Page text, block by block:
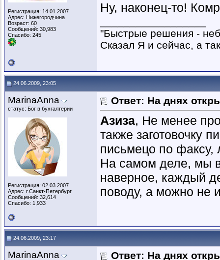
Регистрация: 14.01.2007
Адрес: Нижегородчина
Возраст: 60
Сообщений: 30,983
Спасибо: 245
Ну, наконец-то!
"Быстрые решения -
Сказал Я и сейчас, а
24.06.2009, 23:05
MarinaAnna
статус: Бог в бухгалтерии
Регистрация: 02.03.2007
Адрес: г.Санкт-Петербург
Сообщений: 32,614
Спасибо: 1,933
Ответ: На днях
Азиза, Не менее
также заготовочку
письмецо по факсу,
На самом деле, мы
наверное, каждый
поводу, а можно не
24.06.2009, 23:17
MarinaAnna Ответ: На днях